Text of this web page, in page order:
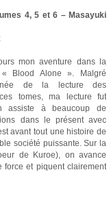
4, 5 et 6 – Masayuki
:
mon aventure dans la
Blood Alone ». Malgré
née de la lecture des
tomes, ma lecture fut
assiste à beaucoup de
dans le présent avec
avant tout une histoire de
société puissante. Sur la
de Kuroe), on avance
force et piquent clairement